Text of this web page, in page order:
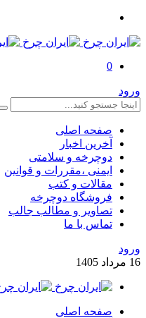
0
ورود
صفحه اصلی
آخرین اخبار
دوچرخه و سلامتی
ایمنی ،مقررات و قوانین
مقالات و کتب
فروشگاه دوچرخه
تصاویر و مطالب جالب
تماس با ما
ورود
16 مرداد 1405
صفحه اصلی